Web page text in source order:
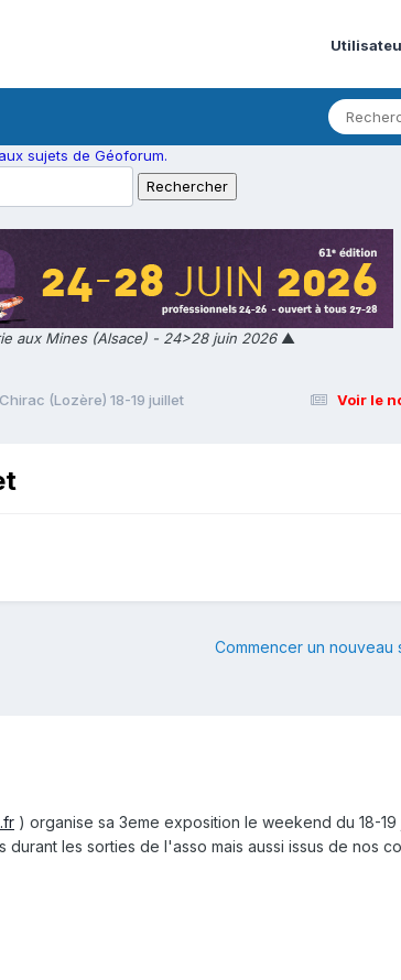
sujets de Géoforum.
aux Mines (Alsace) - 24>28 juin 2026▲
Voir le
(Lozère) 18-19 juillet
Commencer un nouveau
) organise sa 3eme exposition le weekend du 18-
les sorties de l'asso mais aussi issus de nos